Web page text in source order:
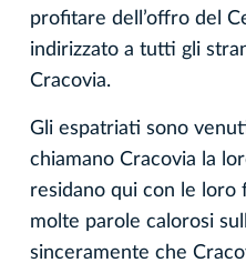
profitare dell’offro del
indirizzato a tutti gli
Cracovia.
Gli espatriati sono
chiamano Cracovia la
residano qui con le loro
molte parole calorosi
sinceramente che